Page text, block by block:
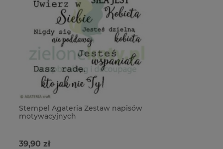
Stempel Agateria Zestaw napisów
motywacyjnych
39,90 zł